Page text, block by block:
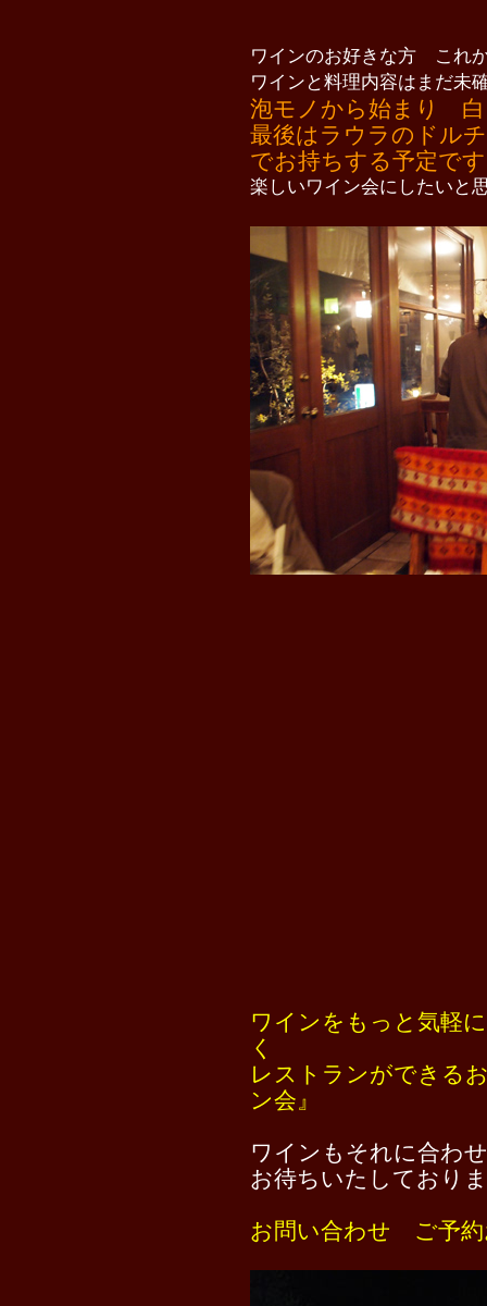
ワインのお好きな方 これ
ワインと料理内容はまだ未
泡モノから始まり
最後はラウラのドル
でお持ちする予定で
楽しいワイン会にしたいと
ワインをもっと気軽
く
レストランができる
ン会』
ワインもそれに合わ
お待ちいたしており
お問い合わせ ご予約